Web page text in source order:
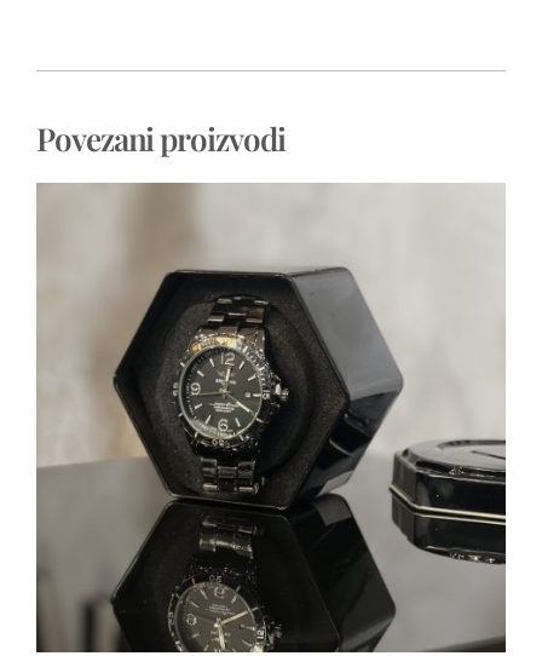
Povezani proizvodi